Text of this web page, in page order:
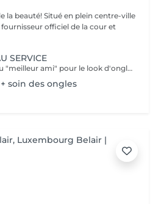
plein centre-ville
officiel de la cour et
SERVICE
BFLEX est votre nouveau "meilleur ami" pour le look d'ongles courts et naturels que tous les clients recherchent ! Il s'agit d'une Babymanucure avec la pose d'un gel intelligent 4-en-1 avec lequel vous avez : Base-Construction-Teinte-Finition ! I C'est une prestation inédite et tendance !
soin des ongles